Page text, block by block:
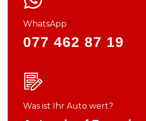
WhatsApp
077 462 87 19
Was ist Ihr Auto wert?